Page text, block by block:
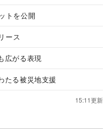
トを公開
ース
広がる表現
たる被災地支援
15:11更新